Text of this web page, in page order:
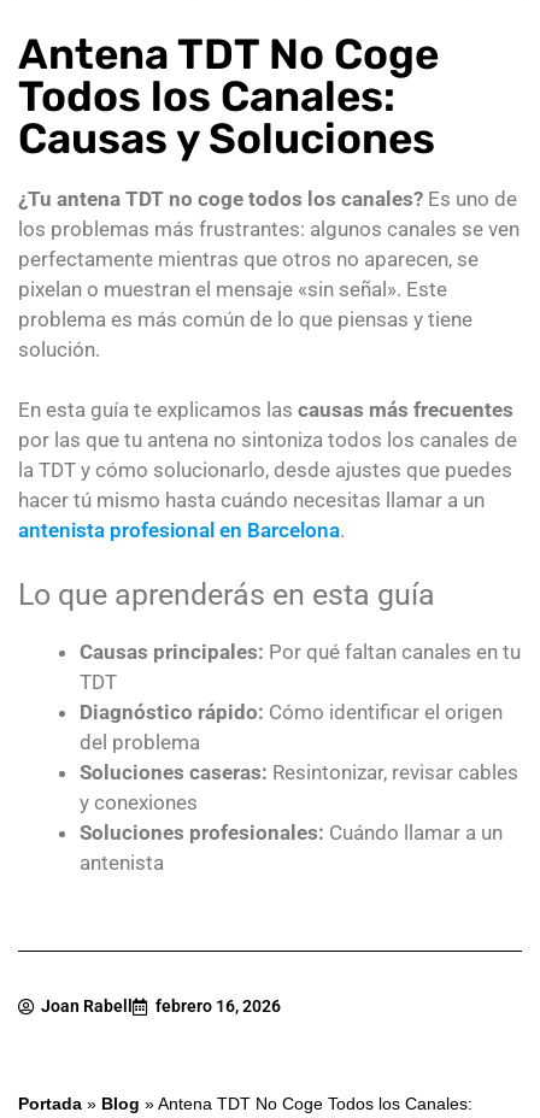
Antena TDT No Coge
Todos los Canales:
Causas y Soluciones
¿Tu antena TDT no coge todos los canales? Es uno de
los problemas más frustrantes: algunos canales se ven
perfectamente mientras que otros no aparecen, se
pixelan o muestran el mensaje «sin señal». Este
problema es más común de lo que piensas y tiene
solución.
En esta guía te explicamos las causas más frecuentes
por las que tu antena no sintoniza todos los canales de
la TDT y cómo solucionarlo, desde ajustes que puedes
hacer tú mismo hasta cuándo necesitas llamar a un
antenista profesional en Barcelona.
Lo que aprenderás en esta guía
Causas principales: Por qué faltan canales en tu
TDT
Diagnóstico rápido: Cómo identificar el origen
del problema
Soluciones caseras: Resintonizar, revisar cables
y conexiones
Soluciones profesionales: Cuándo llamar a un
antenista
Joan Rabell febrero 16, 2026
Portada » Blog »Antena TDT No Coge Todos los Canales: